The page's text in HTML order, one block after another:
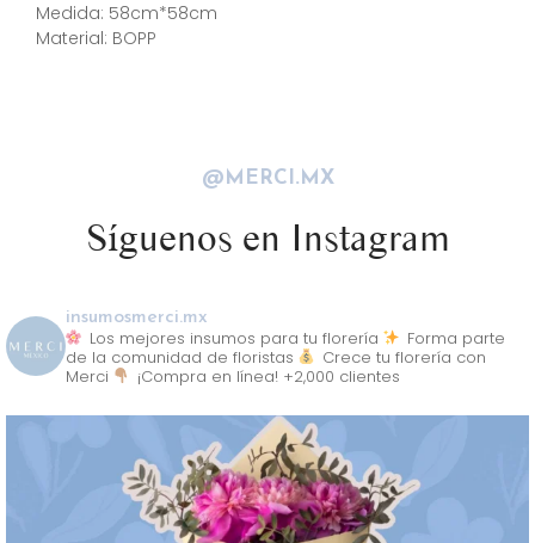
Medida: 58cm*58cm
Material: BOPP
@MERCI.MX
Síguenos en Instagram
insumosmerci.mx
Los mejores insumos para tu florería
Forma parte
de la comunidad de floristas
Crece tu florería con
Merci
¡Compra en línea! +2,000 clientes